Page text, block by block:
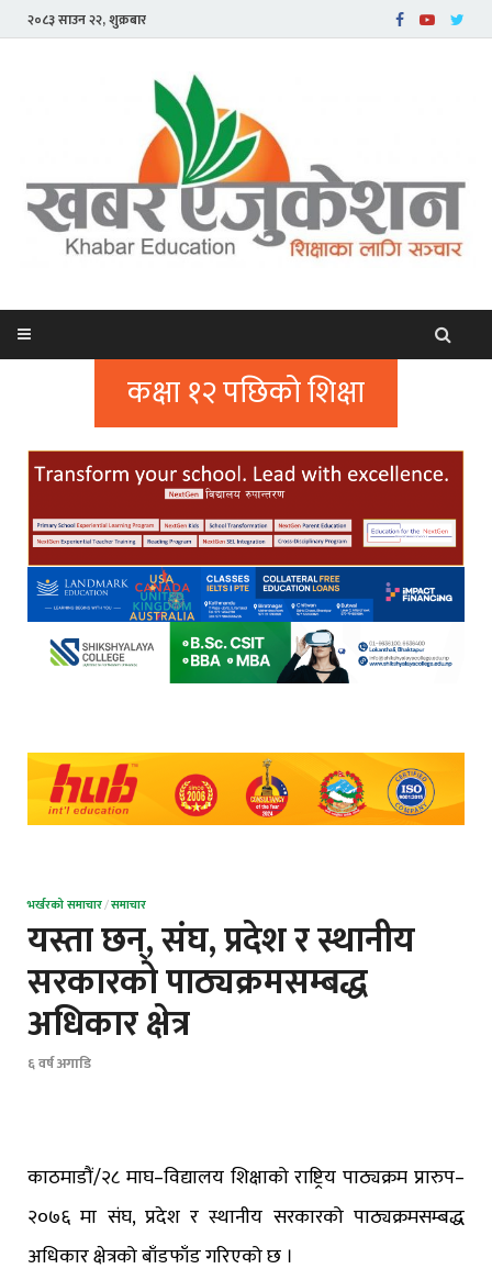
२०८३ साउन २२, शुक्रबार
कक्षा १२ पछिको शिक्षा
भर्खरको समाचार/समाचार
यस्ता छन्, संघ, प्रदेश र स्थानीय
सरकारको पाठ्यक्रमसम्बद्ध
अधिकार क्षेत्र
६ वर्ष अगाडि
काठमाडौं/२८ माघ–विद्यालय शिक्षाको राष्ट्रिय पाठ्यक्रम प्रारुप–
२०७६ मा संघ, प्रदेश र स्थानीय सरकारको पाठ्यक्रमसम्बद्ध
अधिकार क्षेत्रको बाँडफाँड गरिएको छ ।